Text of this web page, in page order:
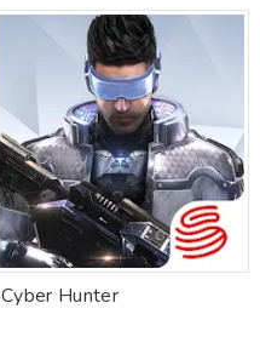
Cyber Hunter